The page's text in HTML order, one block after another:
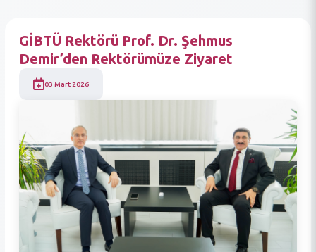
GİBTÜ Rektörü Prof. Dr. Şehmus
Demir’den Rektörümüze Ziyaret
03 Mart 2026